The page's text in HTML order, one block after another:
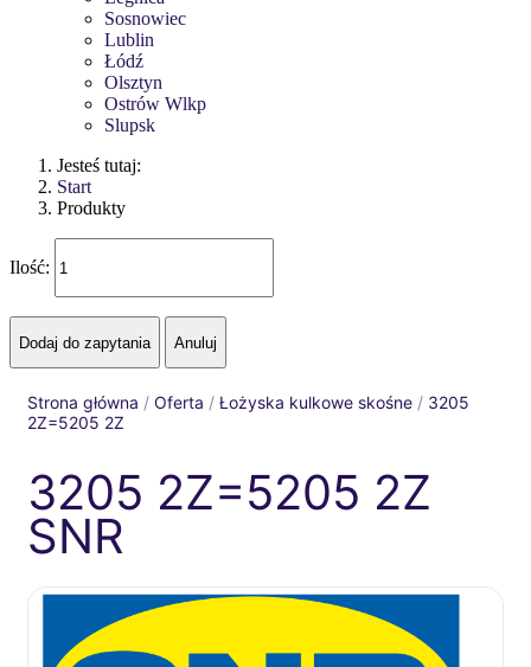
Sosnowiec
Lublin
Łódź
Olsztyn
Ostrów Wlkp
Slupsk
Jesteś tutaj:
Start
Produkty
Ilość:
Strona główna / Oferta / Łożyska kulkowe skośne / 3205
2Z=5205 2Z
3205 2Z=5205 2Z
SNR